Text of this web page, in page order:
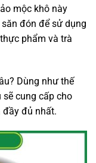
mộc khô này
đón để sử dụng
phẩm và trà
Dùng như thế
sẽ cung cấp cho
đầy đủ nhất.